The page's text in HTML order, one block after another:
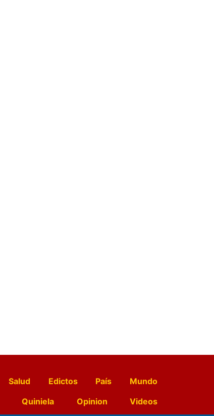
Salud Edictos País
Mundo
Quiniela Opinion Videos